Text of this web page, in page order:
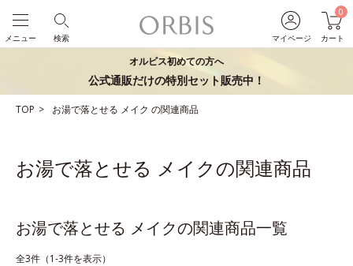
マイページ
0
カート
検索
メニュー
オルビス初めての方へ
公式通販だけの特別セット販売中！
TOP お湯で落とせる メイク の関連商品
お湯で落とせる メイクの関連商品
お湯で落とせる メイクの関連商品一覧
全3件（1-3件を表示）